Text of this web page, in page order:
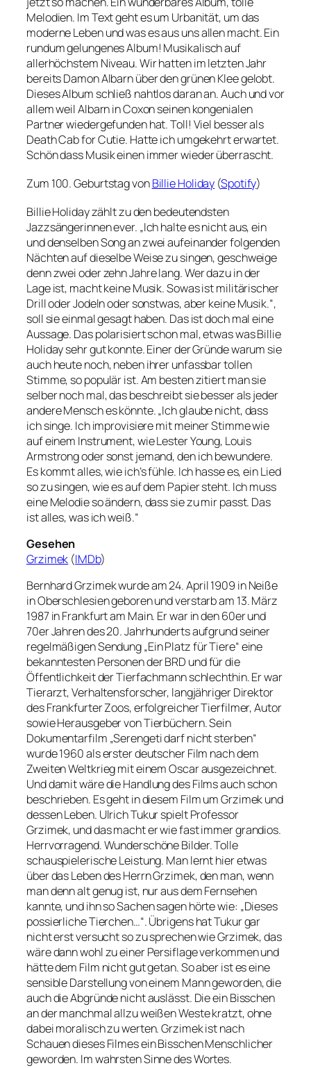
Melodien. Im Text geht es um Urbanität, um das
moderne Leben und was es aus uns allen macht. Ein
rundum gelungenes Album! Musikalisch auf
allerhöchstem Niveau. Wir hatten im letzten Jahr
bereits Damon Albarn über den grünen Klee gelobt.
Dieses Album schließ nahtlos daran an. Auch und vor
allem weil Albarn in Coxon seinen kongenialen
Partner wiedergefunden hat. Toll! Viel besser als
Death Cab for Cutie. Hatte ich umgekehrt erwartet.
Schön dass Musik einen immer wieder überrascht.
Zum 100. Geburtstag vonBillie Holiday (Spotify)
Billie Holiday zählt zu den bedeutendsten
Jazzsängerinnen ever. „Ich halte es nicht aus, ein
und denselben Song an zwei aufeinander folgenden
Nächten auf dieselbe Weise zu singen, geschweige
denn zwei oder zehn Jahre lang. Wer dazu in der
Lage ist, macht keine Musik. Sowas ist militärischer
Drill oder Jodeln oder sonstwas, aber keine Musik.“,
soll sie einmal gesagt haben. Das ist doch mal eine
Aussage. Das polarisiert schon mal, etwas was Billie
Holiday sehr gut konnte. Einer der Gründe warum sie
auch heute noch, neben ihrer unfassbar tollen
Stimme, so populär ist. Am besten zitiert man sie
selber noch mal, das beschreibt sie besser als jeder
andere Mensch es könnte. „Ich glaube nicht, dass
ich singe. Ich improvisiere mit meiner Stimme wie
auf einem Instrument, wie Lester Young, Louis
Armstrong oder sonst jemand, den ich bewundere.
Es kommt alles, wie ich’s fühle. Ich hasse es, ein Lied
so zu singen, wie es auf dem Papier steht. Ich muss
eine Melodie so ändern, dass sie zu mir passt. Das
ist alles, was ich weiß.“
Gesehen
Grzimek (IMDb)
Bernhard Grzimek wurde am 24. April 1909 in Neiße
in Oberschlesien geboren und verstarb am 13. März
1987 in Frankfurt am Main. Er war in den 60er und
70er Jahren des 20. Jahrhunderts aufgrund seiner
regelmäßigen Sendung „Ein Platz für Tiere“ eine
bekanntesten Personen der BRD und für die
Öffentlichkeit der Tierfachmann schlechthin. Er war
Tierarzt, Verhaltensforscher, langjähriger Direktor
des Frankfurter Zoos, erfolgreicher Tierfilmer, Autor
sowie Herausgeber von Tierbüchern. Sein
Dokumentarfilm „Serengeti darf nicht sterben“
wurde 1960 als erster deutscher Film nach dem
Zweiten Weltkrieg mit einem Oscar ausgezeichnet.
Und damit wäre die Handlung des Films auch schon
beschrieben. Es geht in diesem Film um Grzimek und
dessen Leben. Ulrich Tukur spielt Professor
Grzimek, und das macht er wie fast immer grandios.
Herrvorragend. Wunderschöne Bilder. Tolle
schauspielerische Leistung. Man lernt hier etwas
über das Leben des Herrn Grzimek, den man, wenn
man denn alt genug ist, nur aus dem Fernsehen
kannte, und ihn so Sachen sagen hörte wie: „Dieses
possierliche Tierchen…“. Übrigens hat Tukur gar
nicht erst versucht so zu sprechen wie Grzimek, das
wäre dann wohl zu einer Persiflage verkommen und
hätte dem Film nicht gut getan. So aber ist es eine
sensible Darstellung von einem Mann geworden, die
auch die Abgründe nicht auslässt. Die ein Bisschen
an der manchmal allzu weißen Weste kratzt, ohne
dabei moralisch zu werten. Grzimek ist nach
Schauen dieses Filmes ein Bisschen Menschlicher
geworden. Im wahrsten Sinne des Wortes.